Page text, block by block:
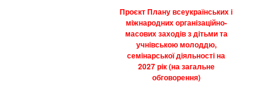
Проєкт Плану всеукраїнських і
міжнародних організаційно-
масових заходів з дітьми та
учнівською молоддю,
семінарської діяльності на
2027 рік (на загальне
обговорення)